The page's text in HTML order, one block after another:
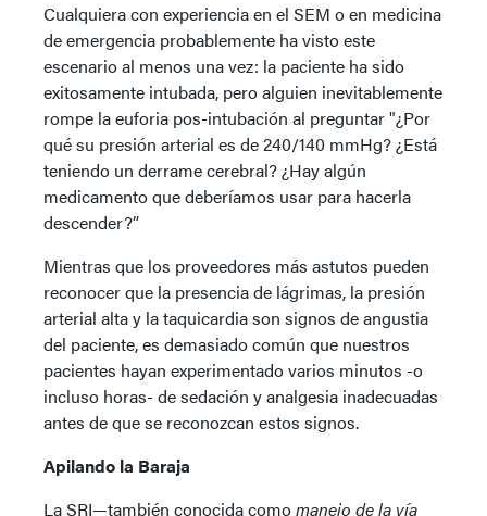
Cualquiera con experiencia en el SEM o en medicina
de emergencia probablemente ha visto este
escenario al menos una vez: la paciente ha sido
exitosamente intubada, pero alguien inevitablemente
rompe la euforia pos-intubación al preguntar "¿Por
qué su presión arterial es de 240/140 mmHg? ¿Está
teniendo un derrame cerebral? ¿Hay algún
medicamento que deberíamos usar para hacerla
descender?”
Mientras que los proveedores más astutos pueden
reconocer que la presencia de lágrimas, la presión
arterial alta y la taquicardia son signos de angustia
del paciente, es demasiado común que nuestros
pacientes hayan experimentado varios minutos -o
incluso horas- de sedación y analgesia inadecuadas
antes de que se reconozcan estos signos.
Apilando la Baraja
La SRI—también conocida comomanejo de la vía